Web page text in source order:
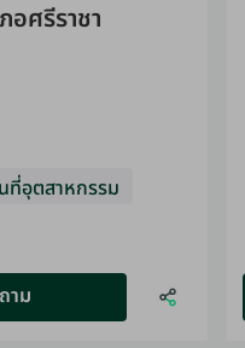
อศรีราชา
ที่อุตสาหกรรม
าม